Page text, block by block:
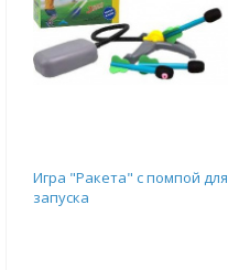
Игра "Ракета" с помпой для
запуска